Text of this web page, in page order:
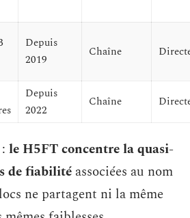
Depuis
2019
Chaîne
Depuis
2022
Chaîne
le H5FT concentre la quasi-
de fiabilité associées au nom
ne partagent ni la même